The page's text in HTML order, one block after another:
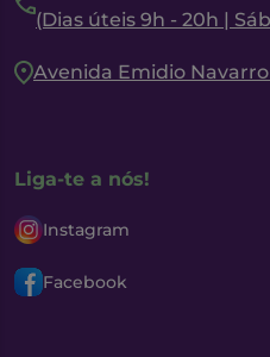
(Dias úteis 9h - 20h |
Avenida Emidio Navarro
Liga-te a nós!
Instagram
Facebook